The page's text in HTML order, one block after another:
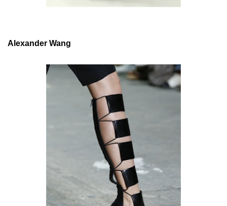
Alexander Wang